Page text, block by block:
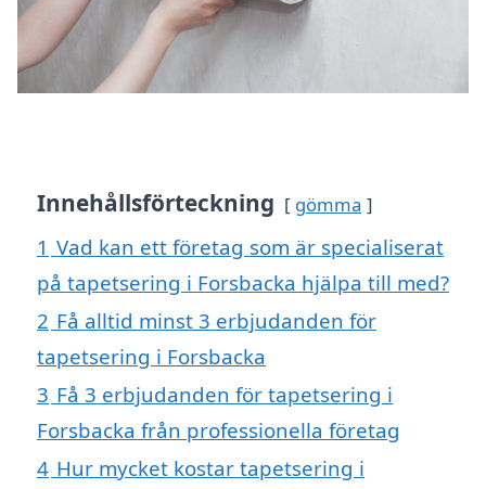
Innehållsförteckning gömma
1 Vad kan ett företag som är specialiserat
på tapetsering i Forsbacka hjälpa till med?
2 Få alltid minst 3 erbjudanden för
tapetsering i Forsbacka
3 Få 3 erbjudanden för tapetsering i
Forsbacka från professionella företag
4 Hur mycket kostar tapetsering i